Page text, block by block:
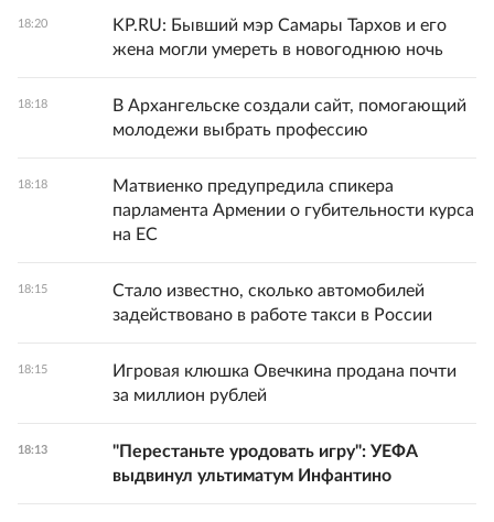
18:20
KP.RU: Бывший мэр Самары Тархов и его
жена могли умереть в новогоднюю ночь
18:18
В Архангельске создали сайт, помогающий
молодежи выбрать профессию
18:18
Матвиенко предупредила спикера
парламента Армении о губительности курса
на ЕС
18:15
Стало известно, сколько автомобилей
задействовано в работе такси в России
18:15
Игровая клюшка Овечкина продана почти
за миллион рублей
18:13
"Перестаньте уродовать игру": УЕФА
выдвинул ультиматум Инфантино